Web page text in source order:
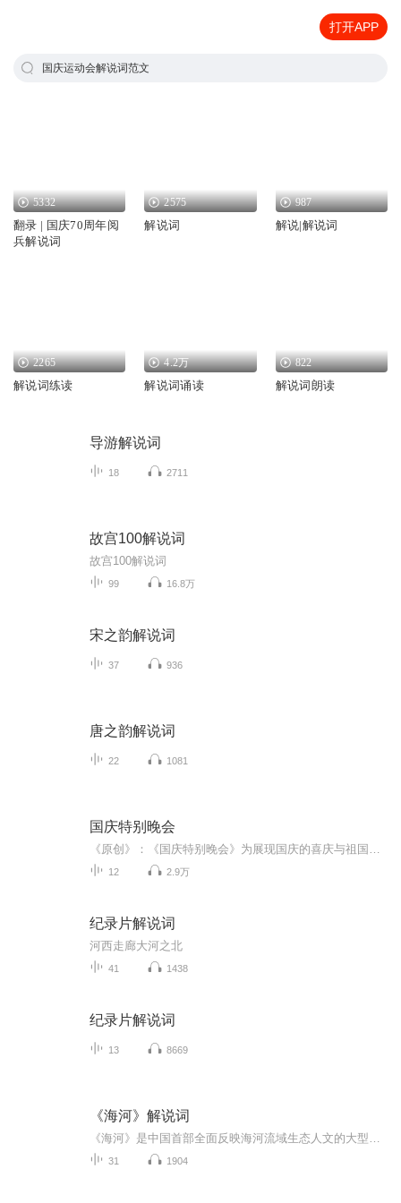
打开APP
国庆运动会解说词范文
5332
翻录 | 国庆70周年阅
兵解说词
2575
解说词
987
解说|解说词
2265
解说词练读
4.2万
解说词诵读
822
解说词朗读
导游解说词
18 2711
故宫100解说词
故宫100解说词
99 16.8万
宋之韵解说词
37 936
唐之韵解说词
22 1081
国庆特别晚会
12 2.9万
纪录片解说词
河西走廊大河之北
41 1438
纪录片解说词
13 8669
《海河》解说词
31 1904